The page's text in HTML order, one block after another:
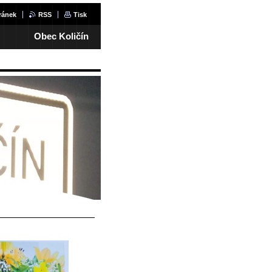
RSS Tisk
Obec Količín